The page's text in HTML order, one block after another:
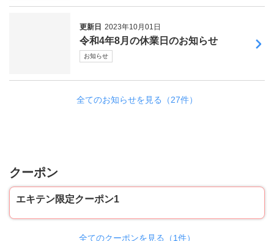
更新日 2023年10月01日
令和4年8月の休業日のお知らせ
お知らせ
全てのお知らせを見る（27件）
クーポン
エキテン限定クーポン1
全てのクーポンを見る（1件）